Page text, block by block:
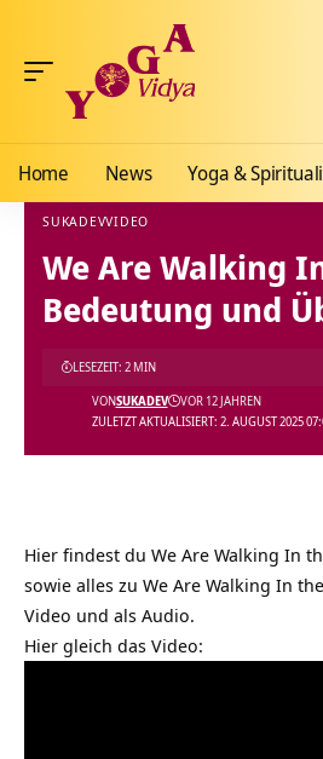
Home News Yoga &
Yoga Vidya Blog - Yoga, Meditation und
SUKADEVVIDEO
We Are Walking
Bedeutung und
ZULETZT AKTUALISIERT: 2. AUGUST 2025
VONSUKADEV VOR 12 JAHREN
LESEZEIT: 2 MIN
Hier findest du We Are Walking In
sowie alles zu We Are Walking In
Video und als Audio.
Hier gleich das Video: